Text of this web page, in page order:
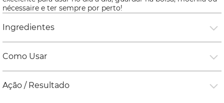
nécessaire e ter sempre por perto!
Ingredientes
Como Usar
Ação / Resultado